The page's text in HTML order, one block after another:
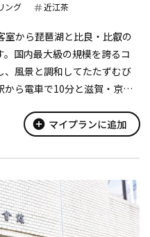
ング 近江茶
室から琵琶湖と比良・比叡の
国内最大級の規模を誇るコ
、風景と調和してたたずむび
ら電車で10分と滋賀・京都
add_circle マイプランに追加